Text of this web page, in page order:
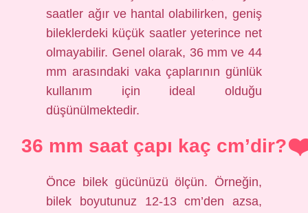
saatler ağır ve hantal olabilirken, geniş
bileklerdeki küçük saatler yeterince net
olmayabilir. Genel olarak, 36 mm ve 44
mm arasındaki vaka çaplarının günlük
kullanım için ideal olduğu
düşünülmektedir.
36 mm saat çapı kaç cm’dir?
Önce bilek gücünüzü ölçün. Örneğin,
bilek boyutunuz 12-13 cm’den azsa,